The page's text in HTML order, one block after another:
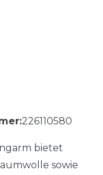
226110580
bietet
sowie